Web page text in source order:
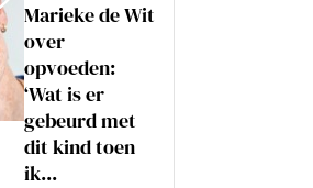
Marieke de Wit
over
opvoeden:
‘Wat is er
gebeurd met
dit kind toen
ik...